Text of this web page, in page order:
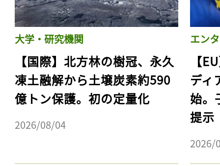
大学・研究機関
【国際】北方林の樹冠、永久
凍土融解から土壌炭素約590
億トン保護。初の定量化
2026/08/04
エン
【
ディ
始。
提示
2026/